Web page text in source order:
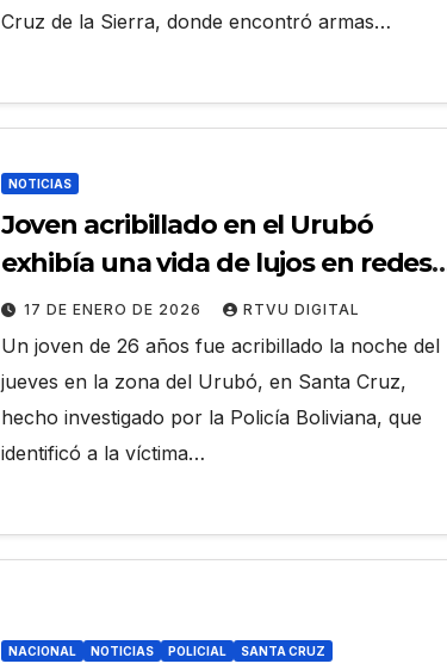
Cruz de la Sierra, donde encontró armas…
NOTICIAS
Joven acribillado en el Urubó
exhibía una vida de lujos en redes
sociales bajo otro nombre
17 DE ENERO DE 2026 RTVU DIGITAL
Un joven de 26 años fue acribillado la noche del
jueves en la zona del Urubó, en Santa Cruz,
hecho investigado por la Policía Boliviana, que
identificó a la víctima…
NACIONAL NOTICIAS POLICIAL SANTA CRUZ